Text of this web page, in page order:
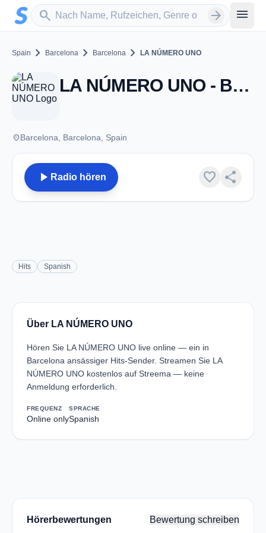
Zum Hauptinhalt springen
search
Sender suchen arrow_forward menu
Spain chevron_right Barcelona chevron_right Barcelona chevron_right LA NÚMERO UNO
LA NÚMERO UNO - Barcelona
placeBarcelona, Barcelona, Spain
play_arrow Radio hören favorite share
Hits Spanish
Über LA NÚMERO UNO
Hören Sie LA NÚMERO UNO live online — ein in
Barcelona ansässiger Hits-Sender. Streamen Sie LA
NÚMERO UNO kostenlos auf Streema — keine
Anmeldung erforderlich.
FREQUENZ
Online only
SPRACHE
Spanish
Hörerbewertungen Bewertung schreiben